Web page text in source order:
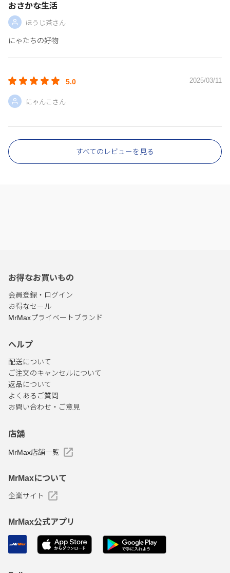
おさかな生活
ほうじ茶さん
にゃたちの好物
5.0 2025/03/11
にゃんこさん
すべてのレビューを見る
お得なお買いもの
会員登録・ログイン
お得なセール
MrMaxプライベートブランド
ヘルプ
配送について
ご注文のキャンセルについて
返品について
よくあるご質問
お問い合わせ・ご意見
店舗
MrMax店舗一覧
MrMaxについて
企業サイト
MrMax公式アプリ